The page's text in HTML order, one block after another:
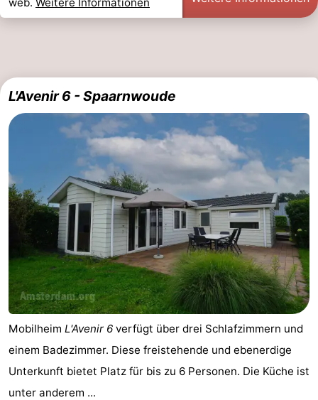
L'Avenir 6 - Spaarnwoude
Mobilheim L'Avenir 6 verfügt über drei Schlafzimmern und
einem Badezimmer. Diese freistehende und ebenerdige
Unterkunft bietet Platz für bis zu 6 Personen. Die Küche ist
unter anderem ...